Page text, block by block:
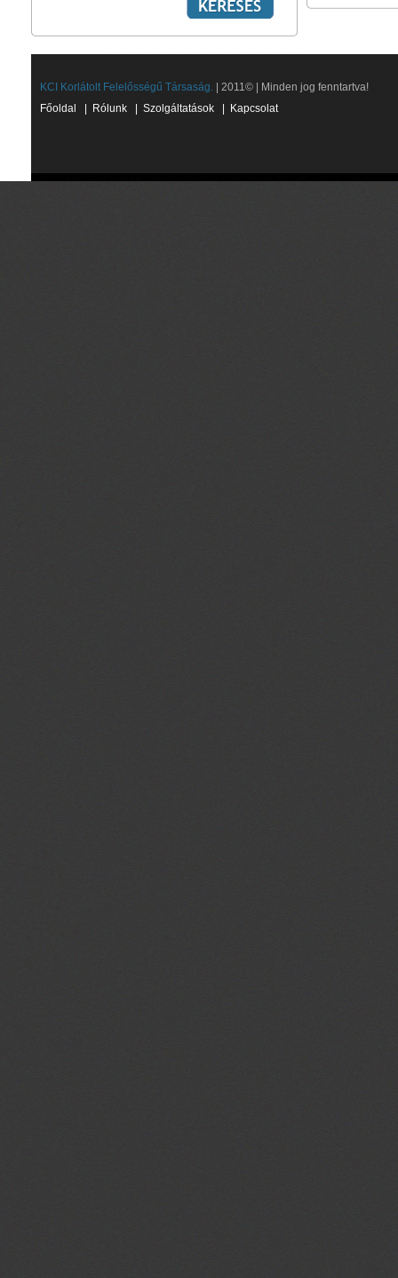
KCI Korlátolt Felelősségű Társaság. | 2011© | Minden jog fenntartva!
Főoldal
Rólunk Szolgáltatások Kapcsolat